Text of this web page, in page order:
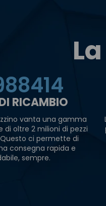
RICAMBIO
vanta una gamma
di oltre 2 milioni di pezzi
ci permette di
consegna rapida e
sempre.